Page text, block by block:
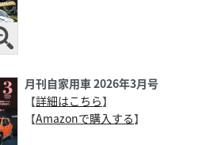
月刊自家用車 2026年3月号
【詳細はこちら】
【Amazonで購入する】